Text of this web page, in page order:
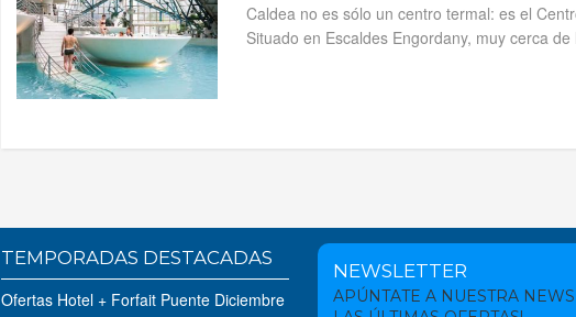
Caldea no es sólo un centro termal: es el
Situado en Escaldes Engordany, muy cerca
TEMPORADAS DESTACADAS
Ofertas Hotel + Forfait Puente Diciembre
NEWSLETTER
APÚNTATE A NUESTRA